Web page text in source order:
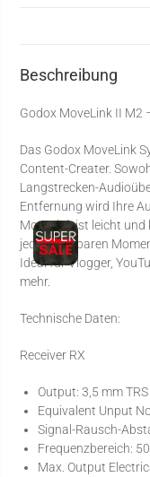
Beschreibung
Godox MoveLink II M2
Das Godox MoveLink
Content-Creater.
Langstrecken-
Entfernung wird Ihre
MoveLink ist leicht
jeden kostbaren
Ideal für Vlogger,
mehr.
Technische Daten:
Receiver RX
Output: 3,5 mm TRS
Equivalent Unput
Signal-Rausch-
Frequenzbereich:
Max. Output